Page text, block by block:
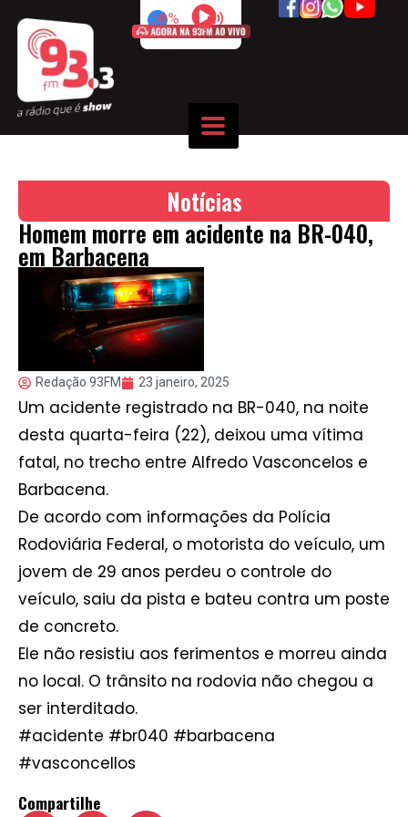
50%
Notícias
Homem morre em acidente na BR-040,
em Barbacena
Redação 93FM 23 janeiro, 2025
Um acidente registrado na BR-040, na noite
desta quarta-feira (22), deixou uma vítima
fatal, no trecho entre Alfredo Vasconcelos e
Barbacena.
De acordo com informações da Polícia
Rodoviária Federal, o motorista do veículo, um
jovem de 29 anos perdeu o controle do
veículo, saiu da pista e bateu contra um poste
de concreto.
Ele não resistiu aos ferimentos e morreu ainda
no local. O trânsito na rodovia não chegou a
ser interditado.
#acidente #br040 #barbacena
#vasconcellos
Compartilhe